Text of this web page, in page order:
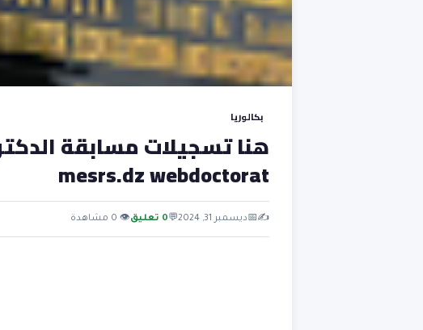
بكالوريا
mesrs.dz webdoctorat
✍️
📅ديسمبر 31, 2024 💬0 تعليق 👁 0 مشاهدة